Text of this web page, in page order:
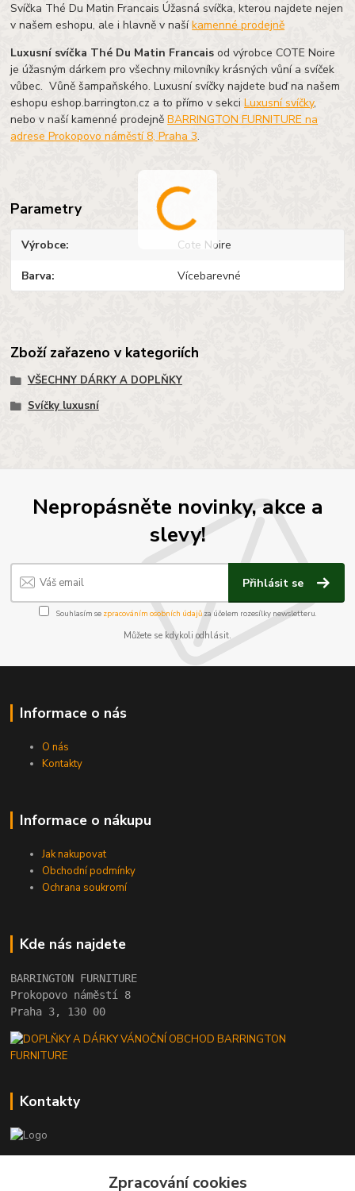
Svíčka Thé Du Matin Francais Úžasná svíčka, kterou najdete nejen
v našem eshopu, ale i hlavně v našíkamenné prodejně
Luxusní svíčka Thé Du Matin Francaisod výrobce COTE Noire
je úžasným dárkem pro všechny milovníky krásných vůní a svíček
vůbec. Vůně šampaňského. Luxusní svíčky najdete buď na našem
eshopu eshop.barrington.cz a to přímo v sekciLuxusní svíčky,
nebo v naší kamenné prodejněBARRINGTON FURNITURE na
adrese Prokopovo náměstí 8, Praha 3.
Parametry
Výrobce Cote Noire
Barva Vícebarevné
Zboží zařazeno v kategoriích
VŠECHNY DÁRKY A DOPLŇKY
Svíčky luxusní
Nepropásněte novinky, akce a
slevy!
Přihlásit se
Souhlasím se zpracováním osobních údajůza účelem rozesílky newsletteru.
Můžete se kdykoli odhlásit.
Informace o nás
O nás
Kontakty
Informace o nákupu
Jak nakupovat
Obchodní podmínky
Ochrana soukromí
Kde nás najdete
BARRINGTON FURNITURE
Prokopovo náměstí 8
Praha 3, 130 00
Kontakty
Zpracování cookies